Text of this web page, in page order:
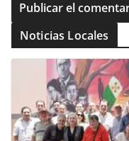
Noticias Locales